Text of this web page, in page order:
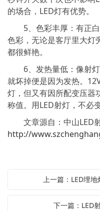
的场合，LED灯有优势。
5、色彩丰厚：有正白
色彩，无论是客厅里大灯
都很鲜艳。
6、发热量低：像射灯
就坏掉便是因为发热。
灯，但又有因所配变压器
称值。用LED射灯，不必
文章源自：中山LED
http://
上一篇：LED埋
下一篇：LED